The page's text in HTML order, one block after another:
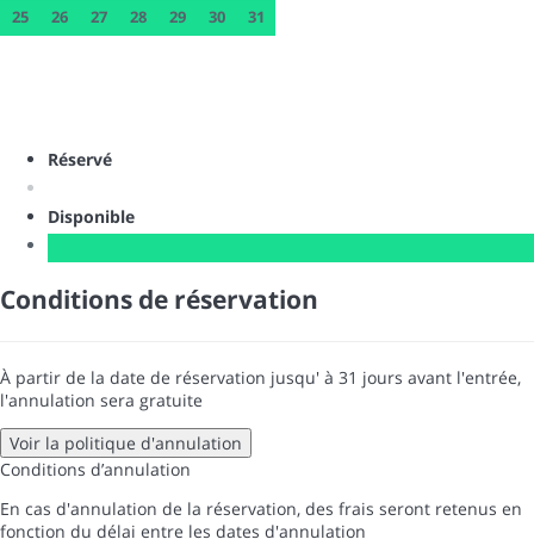
25
26 27 28 29 30 31
Réservé
Disponible
Conditions de réservation
À partir de la date de réservation jusqu' à 31 jours avant l'entrée,
l'annulation sera gratuite
Voir la politique d'annulation
Conditions d’annulation
En cas d'annulation de la réservation, des frais seront retenus en
fonction du délai entre les dates d'annulation